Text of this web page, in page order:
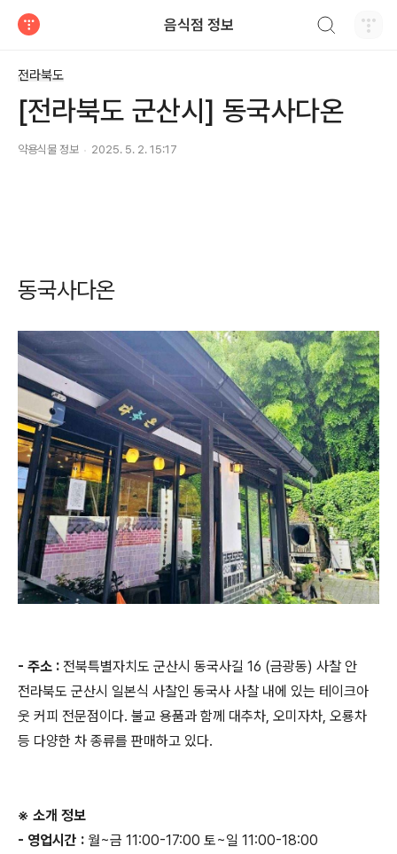
음식점 정보
전라북도
[전라북도 군산시] 동국사다온
약용식물 정보 2025. 5. 2. 15:17
동국사다온
- 주소 : 전북특별자치도 군산시 동국사길 16 (금광동) 사찰 안
전라북도 군산시 일본식 사찰인 동국사 사찰 내에 있는 테이크아
웃 커피 전문점이다. 불교 용품과 함께 대추차, 오미자차, 오룡차
등 다양한 차 종류를 판매하고 있다.
※ 소개 정보
- 영업시간 : 월~금 11:00-17:00 토~일 11:00-18:00